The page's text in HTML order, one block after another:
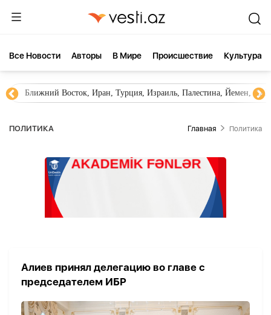
Все Новости Aвторы В Мире Происшествие Культура
Ближний Восток, Иран, Турция, Израиль, Палестина, Йемен,
ПОЛИТИКА Главная Политика
Алиев принял делегацию во главе с
председателем ИБР